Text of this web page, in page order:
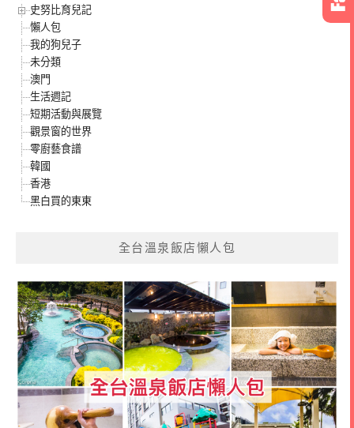
史努比育兒記
懶人包
我的狗兒子
未分類
澳門
生活週記
短期活動與展覽
觀景窗的世界
零廚藝食譜
韓國
香港
黑白買的東東
全台溫泉飯店懶人包